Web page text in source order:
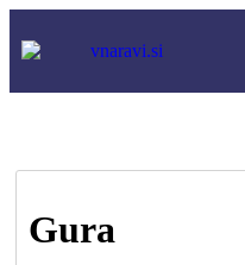
Gura